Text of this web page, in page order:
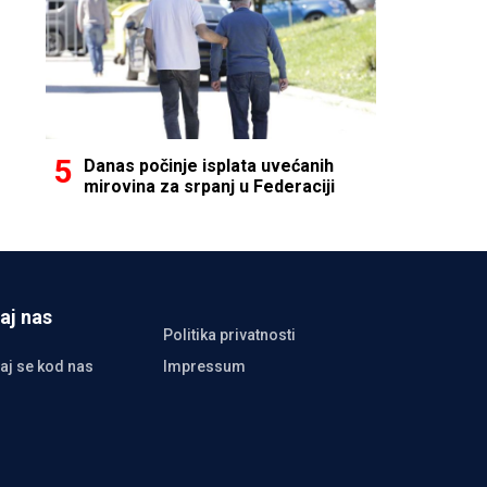
Danas počinje isplata uvećanih
mirovina za srpanj u Federaciji
nas
Politika privatnosti
se kod nas
Impressum